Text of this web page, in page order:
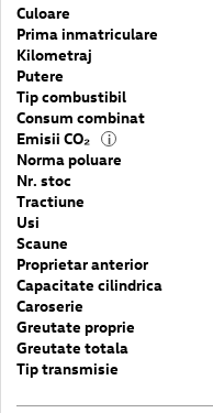
Culoare
Prima inmatriculare
Kilometraj
Putere
Tip combustibil
Consum combinat
Emisii CO₂
i
Norma poluare
Nr. stoc
Tractiune
Usi
Scaune
Proprietar anterior
Capacitate cilindrica
Caroserie
Greutate proprie
Greutate totala
Tip transmisie